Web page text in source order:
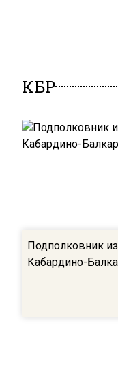
КБР
Подполковник
Кабардино-